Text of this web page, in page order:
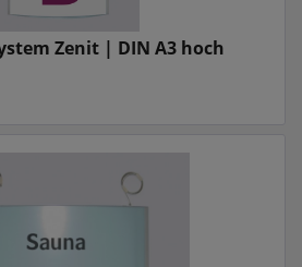
Zenit | DIN A3 hoch